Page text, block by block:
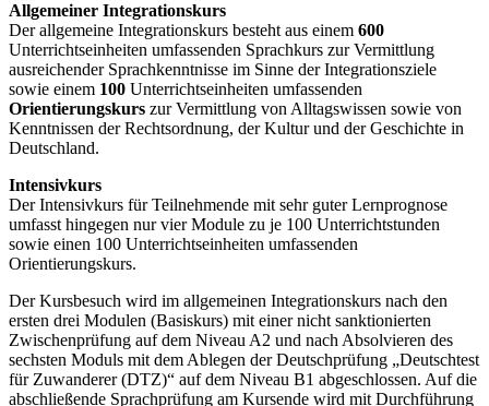
Allgemeiner Integrationskurs
Der allgemeine Integrationskurs besteht aus einem 600
Unterrichtseinheiten umfassenden Sprachkurs zur Vermittlung
ausreichender Sprachkenntnisse im Sinne der Integrationsziele
sowie einem 100 Unterrichtseinheiten umfassenden
Orientierungskurs zur Vermittlung von Alltagswissen sowie von
Kenntnissen der Rechtsordnung, der Kultur und der Geschichte in
Deutschland.
Intensivkurs
Der Intensivkurs für Teilnehmende mit sehr guter Lernprognose
umfasst hingegen nur vier Module zu je 100 Unterrichtstunden
sowie einen 100 Unterrichtseinheiten umfassenden
Orientierungskurs.
Der Kursbesuch wird im allgemeinen Integrationskurs nach den
ersten drei Modulen (Basiskurs) mit einer nicht sanktionierten
Zwischenprüfung auf dem Niveau A2 und nach Absolvieren des
sechsten Moduls mit dem Ablegen der Deutschprüfung „Deutschtest
für Zuwanderer (DTZ)“ auf dem Niveau B1 abgeschlossen. Auf die
abschließende Sprachprüfung am Kursende wird mit Durchführung